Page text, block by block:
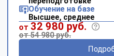
Обучение на базе
Высшее, среднее
от 32 980 руб.
от 54 980 руб.